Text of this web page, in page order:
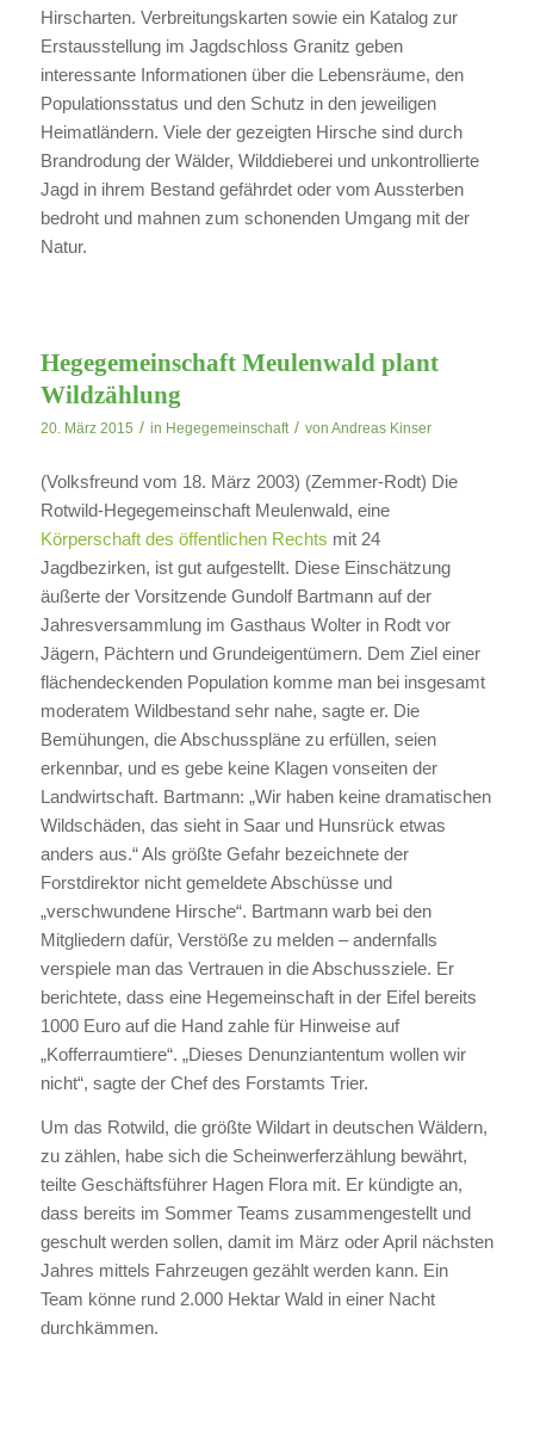
Hirscharten. Verbreitungskarten sowie ein Katalog zur
Erstausstellung im Jagdschloss Granitz geben
interessante Informationen über die Lebensräume, den
Populationsstatus und den Schutz in den jeweiligen
Heimatländern. Viele der gezeigten Hirsche sind durch
Brandrodung der Wälder, Wilddieberei und unkontrollierte
Jagd in ihrem Bestand gefährdet oder vom Aussterben
bedroht und mahnen zum schonenden Umgang mit der
Natur.
Hegegemeinschaft Meulenwald plant
Wildzählung
20. März 2015 / in Hegegemeinschaft / von Andreas Kinser
(Volksfreund vom 18. März 2003) (Zemmer-Rodt) Die
Rotwild-Hegegemeinschaft Meulenwald, eine
Körperschaft des öffentlichen Rechts mit 24
Jagdbezirken, ist gut aufgestellt. Diese Einschätzung
äußerte der Vorsitzende Gundolf Bartmann auf der
Jahresversammlung im Gasthaus Wolter in Rodt vor
Jägern, Pächtern und Grundeigentümern. Dem Ziel einer
flächendeckenden Population komme man bei insgesamt
moderatem Wildbestand sehr nahe, sagte er. Die
Bemühungen, die Abschusspläne zu erfüllen, seien
erkennbar, und es gebe keine Klagen vonseiten der
Landwirtschaft. Bartmann: „Wir haben keine dramatischen
Wildschäden, das sieht in Saar und Hunsrück etwas
anders aus.“ Als größte Gefahr bezeichnete der
Forstdirektor nicht gemeldete Abschüsse und
„verschwundene Hirsche“. Bartmann warb bei den
Mitgliedern dafür, Verstöße zu melden – andernfalls
verspiele man das Vertrauen in die Abschussziele. Er
berichtete, dass eine Hegemeinschaft in der Eifel bereits
1000 Euro auf die Hand zahle für Hinweise auf
„Kofferraumtiere“. „Dieses Denunziantentum wollen wir
nicht“, sagte der Chef des Forstamts Trier.
Um das Rotwild, die größte Wildart in deutschen Wäldern,
zu zählen, habe sich die Scheinwerferzählung bewährt,
teilte Geschäftsführer Hagen Flora mit. Er kündigte an,
dass bereits im Sommer Teams zusammengestellt und
geschult werden sollen, damit im März oder April nächsten
Jahres mittels Fahrzeugen gezählt werden kann. Ein
Team könne rund 2.000 Hektar Wald in einer Nacht
durchkämmen.